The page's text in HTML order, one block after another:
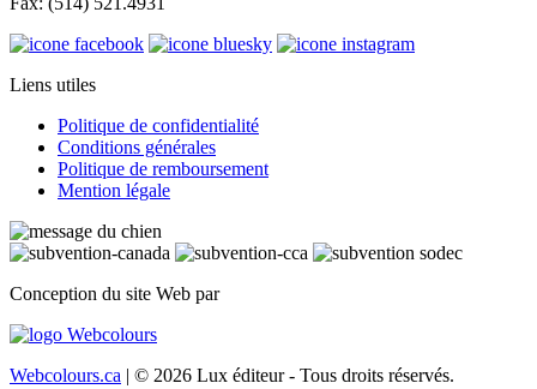
Liens utiles
Politique de confidentialité
Conditions générales
Politique de remboursement
Mention légale
Conception du site Web par
Webcolours.ca | © 2026 Lux éditeur - Tous droits réservés.